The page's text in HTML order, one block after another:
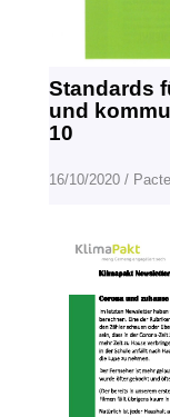
Standards
und
10
16/10/2020/